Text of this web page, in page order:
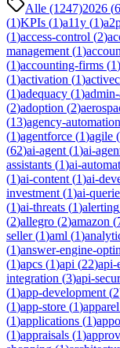
Alle (1247)2026 (6
(1)KPIs (1)a11y (1)
(1)access-control (2)
management (1)
(1)accounting-firms (1)
(1)activation (1)
(1)adequacy (1)
(2)adoption (2)
(13)agency-automation
(1)agentforce (1)agile (
(62)ai-agent (1)ai-
assistants (1)ai-
(1)ai-content (1)ai-
investment (1)ai-
(1)ai-threats (1)alerting
(2)allegro (2)amazon (
seller(1)aml (1)
(1)answer-engine-
(1)apcs (1)api (22)api-
integration (3)api-
(1)app-development (2
(1)app-store (1)apparel
(1)applications (1)
(1)appraisals (1)